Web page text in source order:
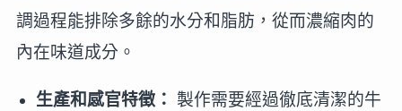
調過程能排除多餘的水分和脂肪，從而濃縮肉的
內在味道成分。
生產和感官特徵：
製作需要經過徹底清潔的牛